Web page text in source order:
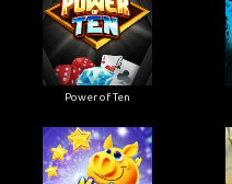
Power of Ten